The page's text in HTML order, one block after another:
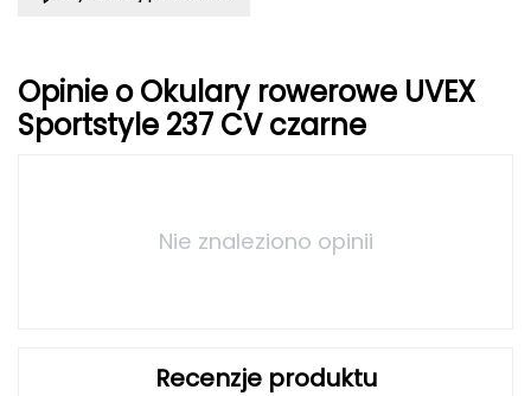
Granger's
Grivel
Opinie o Okulary rowerowe UVEX
Sportstyle 237 CV czarne
Nie znaleziono opinii
Recenzje produktu